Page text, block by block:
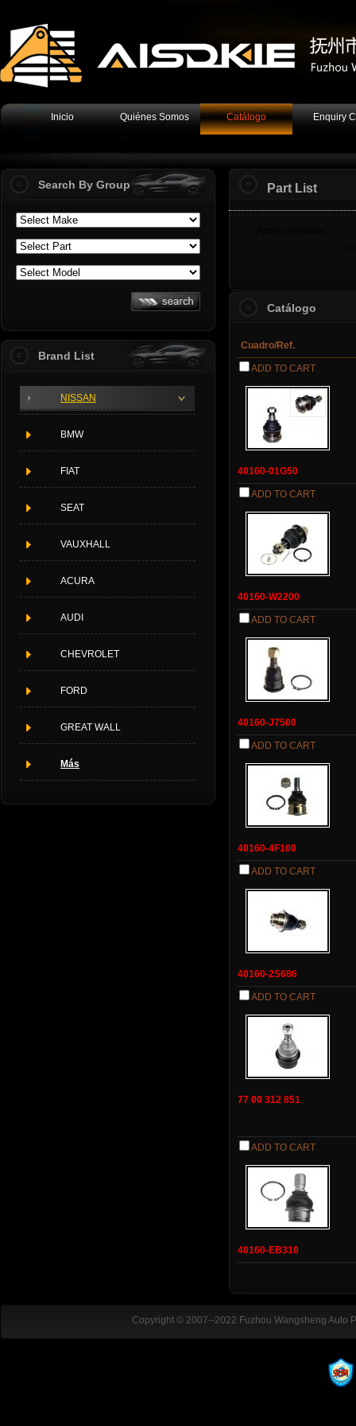
Inicio Quiénes Somos Catálogo Enquiry
Part List
Catálogo
Cuadro/Ref.
ADD TO CART
40160-01G50
ADD TO CART
40160-W2200
ADD TO CART
40160-J7500
ADD TO CART
40160-4F100
ADD TO CART
40160-2S686
ADD TO CART
77 00 312 851
ADD TO CART
40160-EB310
Search By Group
Brand List
NISSAN
BMW
FIAT
SEAT
VAUXHALL
ACURA
AUDI
CHEVROLET
FORD
GREAT WALL
Más
Copyright © 2007--2022 Fuzhou Wangsheng Auto
ADD:Dafu Industrial Park,